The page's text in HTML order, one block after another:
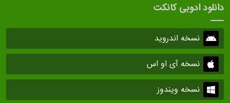
دانلود ادوبی کانکت
نسخه اندروید
نسخه آی او اس
نسخه ویندوز